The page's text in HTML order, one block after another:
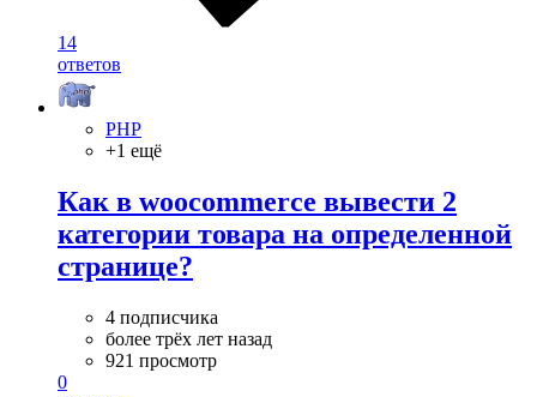
14
ответов
PHP
+1 ещё
Как в woocommerce вывести 2
категории товара на определенной
странице?
4 подписчика
более трёх лет назад
921 просмотр
0